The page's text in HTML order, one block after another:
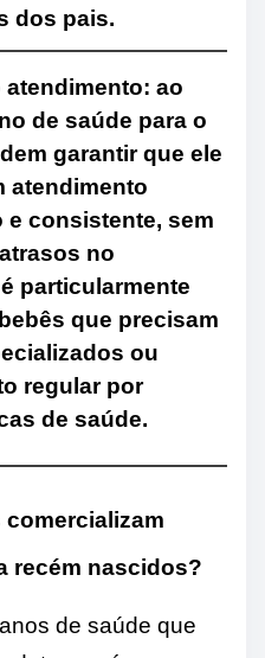
dos pais.
ao
de saúde para o
garantir que ele
atendimento
consistente, sem
no
particularmente
que precisam
ou
regular por
de saúde.
recém nascidos?
de saúde que